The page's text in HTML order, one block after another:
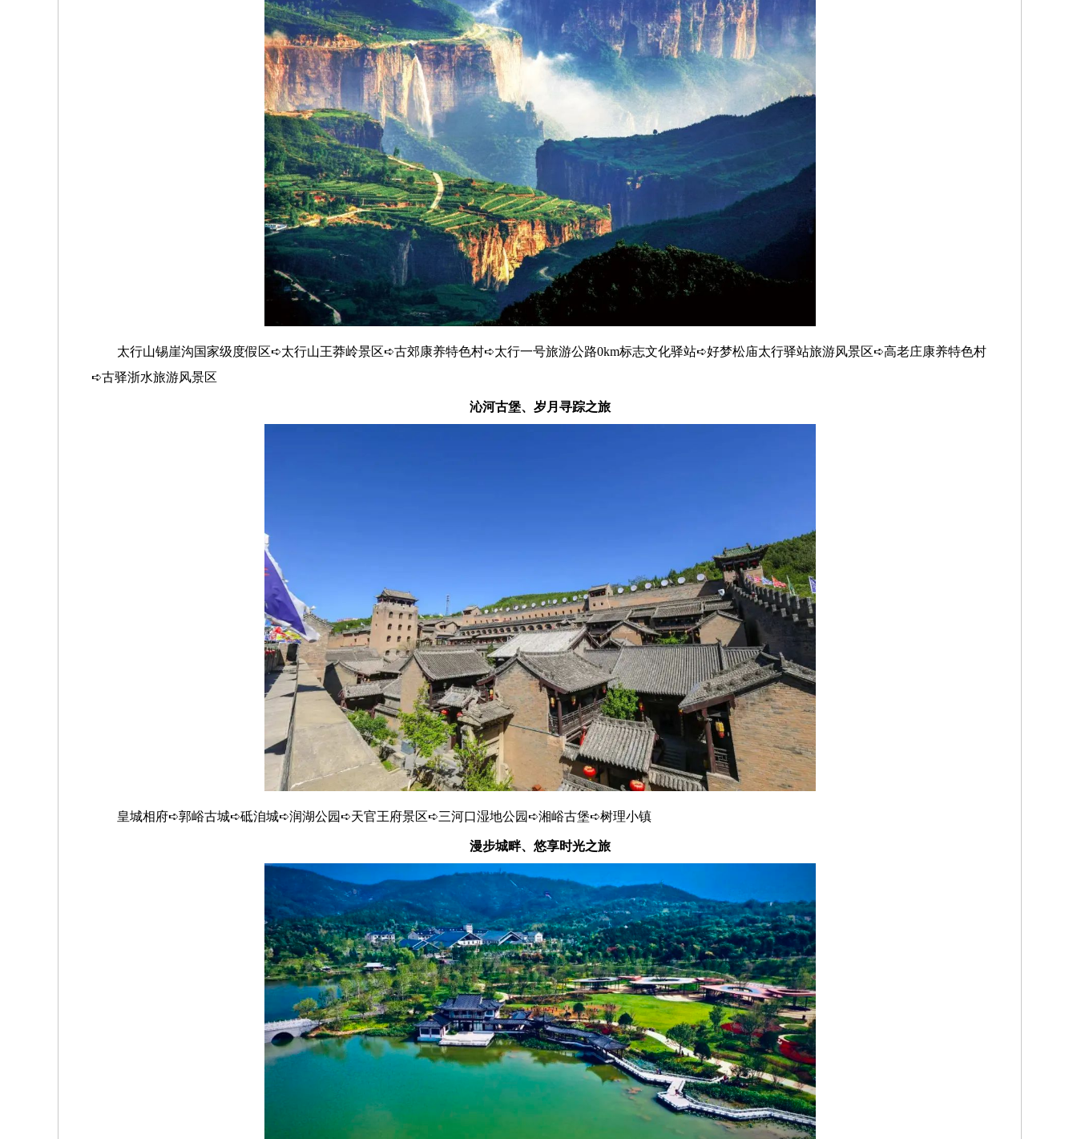
太行山锡崖沟国家级度假区➪太行山王莽岭景区➪古郊康养特色村➪太行一号旅游公路0km标志文化驿站➪好梦松庙太行驿站旅游风景区➪高老庄康养特色村
➪古驿浙水旅游风景区
沁河古堡、岁月寻踪之旅
皇城相府➪郭峪古城➪砥洎城➪润湖公园➪天官王府景区➪三河口湿地公园➪湘峪古堡➪树理小镇
漫步城畔、悠享时光之旅